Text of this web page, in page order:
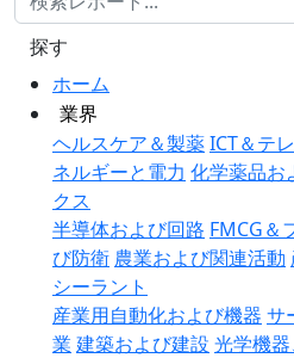
ホーム
業界
ヘルスケア＆製薬ICT＆テ
ネルギーと電力 化学薬品お
クス
半導体および回路 FMCG＆
び防衛 農業および関連活動
シーラント
産業用自動化および機器 サ
業 建築および建設 光学機
探す